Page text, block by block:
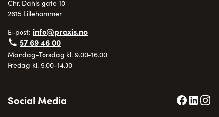
Chr. Dahls gate 10
2615 Lillehammer
E-post: info@praxis.no
57 69 46 00
Mandag-Torsdag kl. 9.00-16.00
Fredag kl. 9.00-14.30
Social Media